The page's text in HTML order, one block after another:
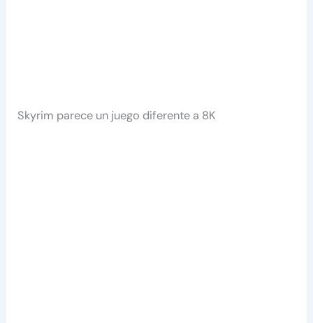
Skyrim parece un juego diferente a 8K